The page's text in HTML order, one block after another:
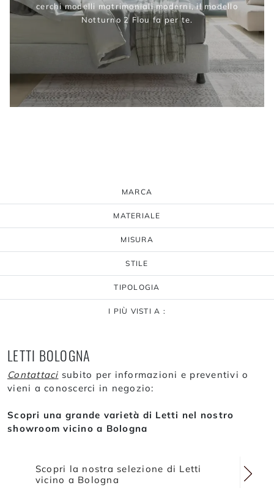
MARCA
MATERIALE
MISURA
STILE
TIPOLOGIA
I PIÙ VISTI A :
cerchi modelli matrimoniali moderni, il modello
Notturno 2 Flou fa per te.
LETTI BOLOGNA
Contattaci subito per informazioni e preventivi o
vieni a conoscerci in negozio:
Scopri una grande varietà di Letti nel nostro
showroom vicino a Bologna
Scopri la nostra selezione di Letti
vicino a Bologna